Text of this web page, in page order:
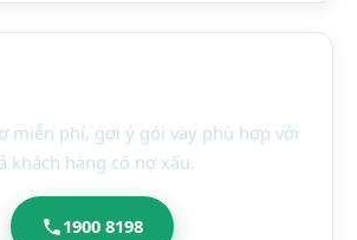
miễn phí, gợi ý gói vay phù hợp với
khách hàng có nợ xấu.
1900 8198